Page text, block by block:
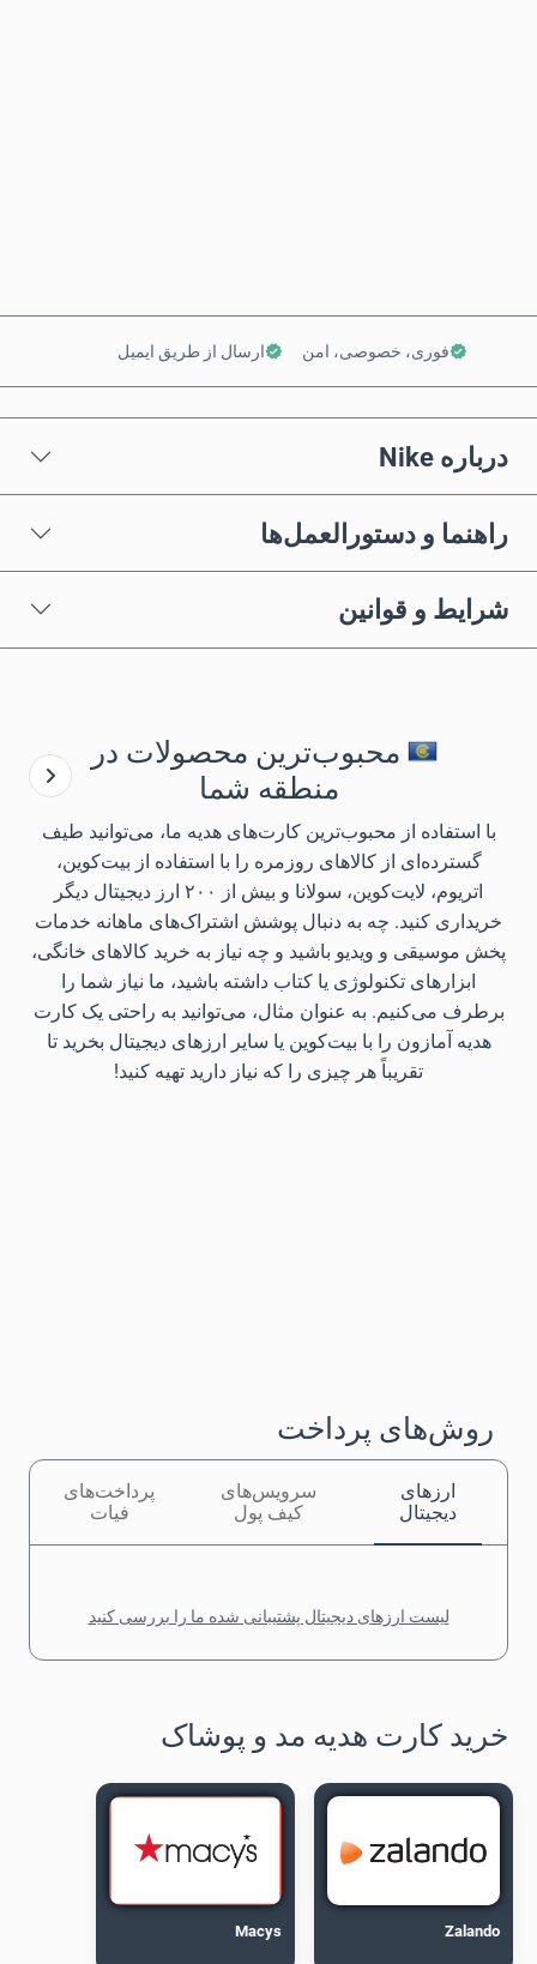
فوری، خصوصی، امن ارسال از طریق ایمیل
درباره Nike
راهنما و دستورالعمل‌ها
شرایط و قوانین
محبوب‌ترین محصولات در
منطقه شما
با استفاده از محبوب‌ترین کارت‌های هدیه ما، می‌توانید طیف
گسترده‌ای از کالاهای روزمره را با استفاده از بیت‌کوین،
اتریوم، لایت‌کوین، سولانا و بیش از ۲۰۰ ارز دیجیتال دیگر
خریداری کنید. چه به دنبال پوشش اشتراک‌های ماهانه خدمات
پخش موسیقی و ویدیو باشید و چه نیاز به خرید کالاهای خانگی،
ابزارهای تکنولوژی یا کتاب داشته باشید، ما نیاز شما را
برطرف می‌کنیم. به عنوان مثال، می‌توانید به راحتی یک کارت
هدیه آمازون را با بیت‌کوین یا سایر ارزهای دیجیتال بخرید تا
تقریباً هر چیزی را که نیاز دارید تهیه کنید!
روش‌های پرداخت
ارزهای
دیجیتال
سرویس‌های
کیف پول
پرداخت‌های
فیات
لیست ارزهای دیجیتال پشتیبانی شده ما را بررسی کنید
خرید کارت هدیه مد و پوشاک
Zalando
Macys